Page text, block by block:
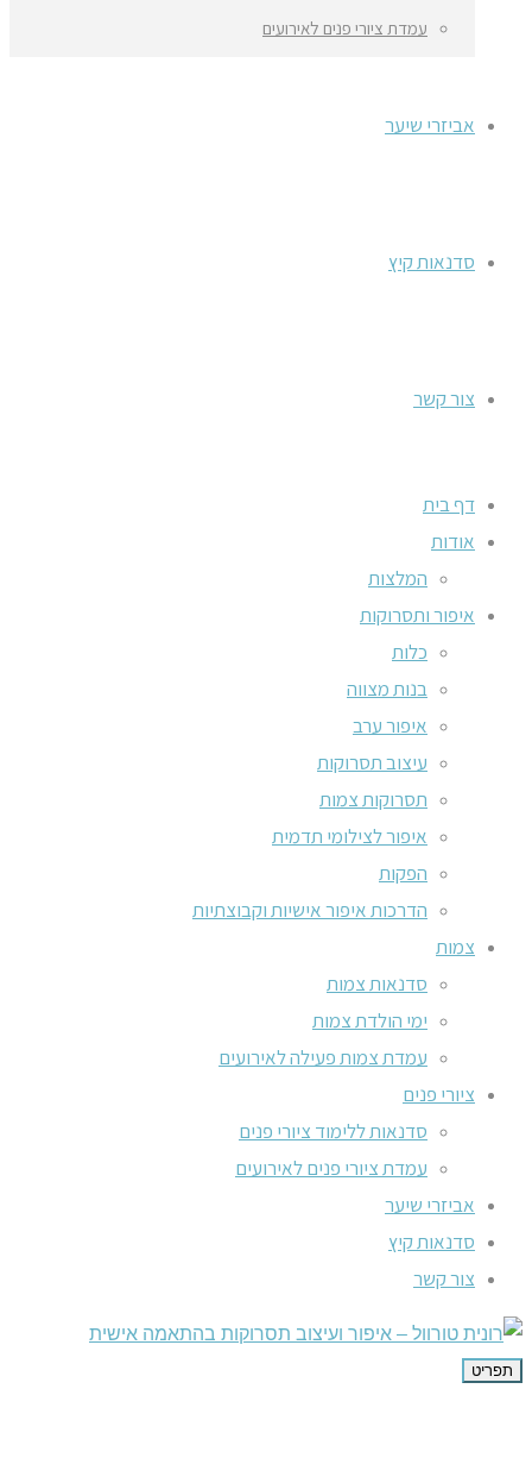
עמדת ציורי פנים לאירועים
אביזרי שיער
סדנאות קיץ
צור קשר
דף בית
אודות
המלצות
איפור ותסרוקות
כלות
בנות מצווה
איפור ערב
עיצוב תסרוקות
תסרוקות צמות
איפור לצילומי תדמית
הפקות
הדרכות איפור אישיות וקבוצתיות
צמות
סדנאות צמות
ימי הולדת צמות
עמדת צמות פעילה לאירועים
ציורי פנים
סדנאות ללימוד ציורי פנים
עמדת ציורי פנים לאירועים
אביזרי שיער
סדנאות קיץ
צור קשר
תפריט